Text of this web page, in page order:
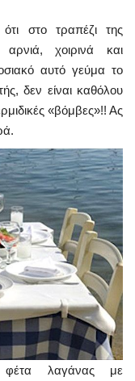
στο τραπέζι της
χοιρινά και
αυτό γεύμα το
δεν είναι καθόλου
«βόμβες»!! Ας
φέτα λαγάνας με